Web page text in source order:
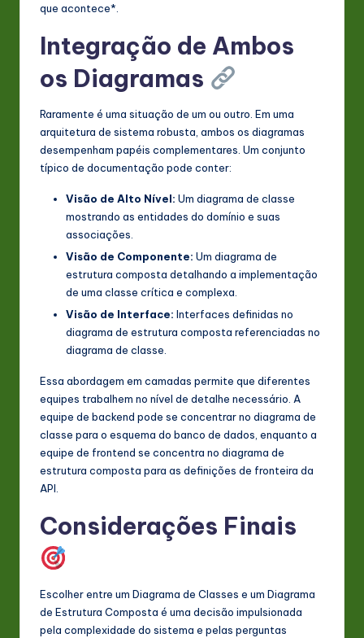
que acontece*.
Integração de Ambos
os Diagramas
Raramente é uma situação de um ou outro. Em uma
arquitetura de sistema robusta, ambos os diagramas
desempenham papéis complementares. Um conjunto
típico de documentação pode conter:
Visão de Alto Nível: Um diagrama de classe
mostrando as entidades do domínio e suas
associações.
Visão de Componente: Um diagrama de
estrutura composta detalhando a implementação
de uma classe crítica e complexa.
Visão de Interface: Interfaces definidas no
diagrama de estrutura composta referenciadas no
diagrama de classe.
Essa abordagem em camadas permite que diferentes
equipes trabalhem no nível de detalhe necessário. A
equipe de backend pode se concentrar no diagrama de
classe para o esquema do banco de dados, enquanto a
equipe de frontend se concentra no diagrama de
estrutura composta para as definições de fronteira da
API.
Considerações Finais
Escolher entre um Diagrama de Classes e um Diagrama
de Estrutura Composta é uma decisão impulsionada
pela complexidade do sistema e pelas perguntas